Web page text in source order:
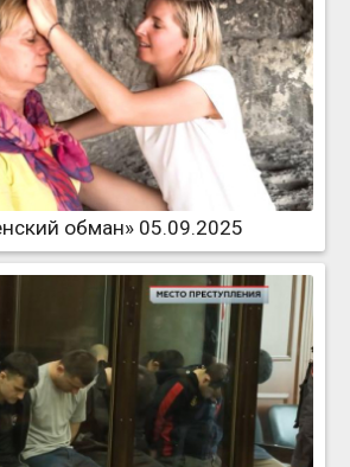
обман» 05.09.2025